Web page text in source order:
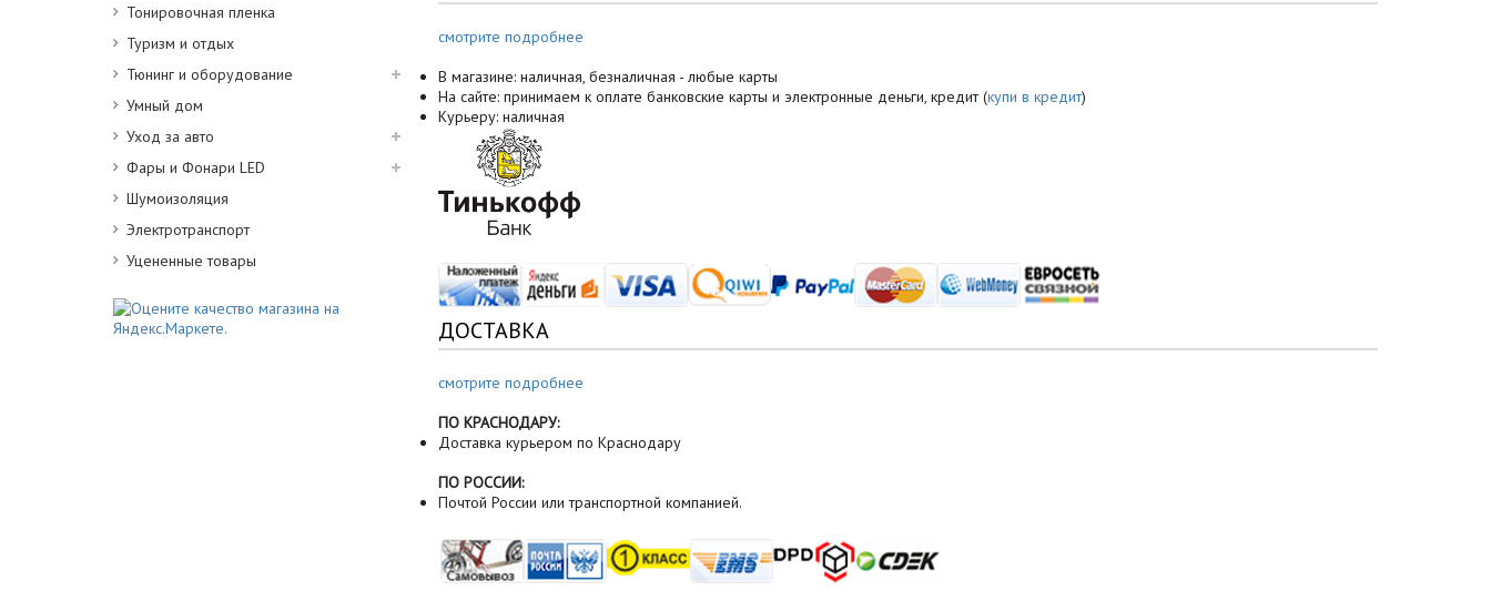
Тонировочная пленка
Туризм и отдых
Тюнинг и оборудование
Умный дом
Уход за авто
Фары и Фонари LED
Шумоизоляция
Электротранспорт
Уцененные товары
смотрите подробнее
В магазине: наличная, безналичная - любые карты
На сайте: принимаем к оплате банковские карты и электронные деньги, кредит (купи в кредит)
Курьеру: наличная
ДОСТАВКА
смотрите подробнее
ПО КРАСНОДАРУ:
Доставка курьером по Краснодару
ПО РОССИИ:
Почтой России или транспортной компанией.